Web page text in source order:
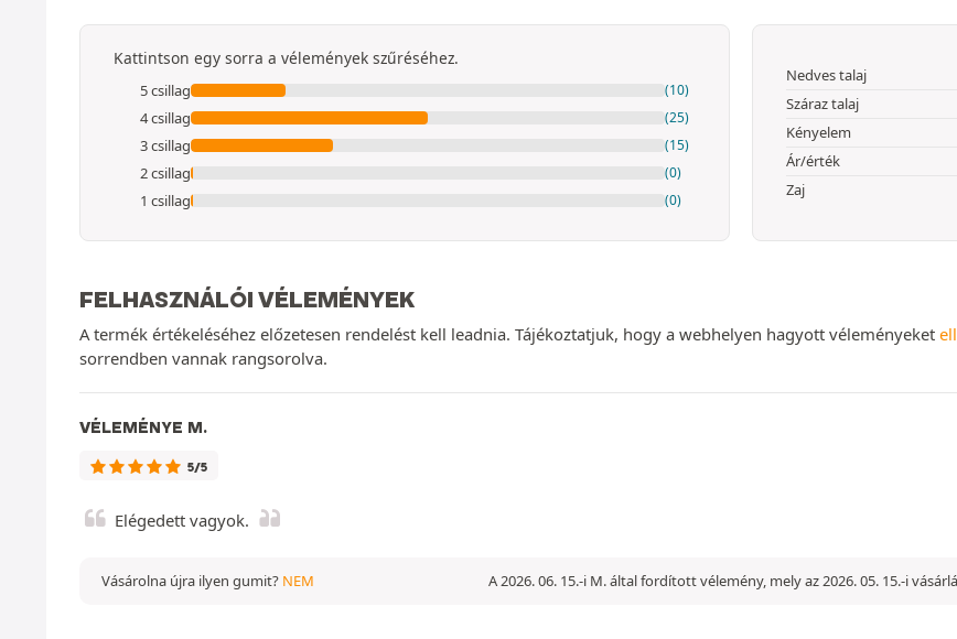
Kattintson egy sorra a vélemények szűréséhez.
5 csillag (10)
4 csillag (25)
3 csillag (15)
2 csillag (0)
1 csillag (0)
Nedves talaj
Száraz talaj
Kényelem
Ár/érték
Zaj
FELHASZNÁLÓI VÉLEMÉNYEK
A termék értékeléséhez előzetesen rendelést kell leadnia. Tájékoztatjuk, hogy a webhelyen hagyott véleményeket
sorrendben vannak rangsorolva.
VÉLEMÉNYE M.
5/5
Elégedett vagyok.
A 2026. 06. 15.-i M. által fordított vélemény, mely az 2026. 05. 15.-i
Vásárolna újra ilyen gumit? NEM